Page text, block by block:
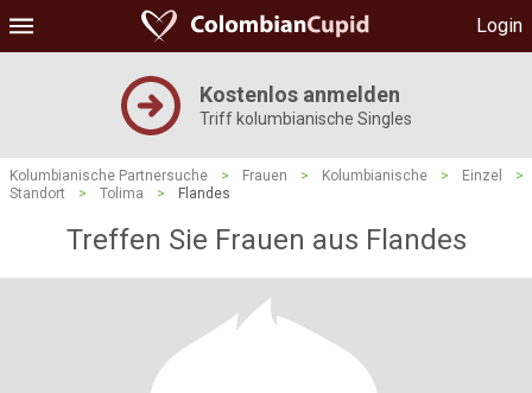
Login
Kostenlos anmelden
Triff kolumbianische Singles
Kolumbianische Partnersuche > Frauen > Kolumbianische > Einzel
>
Standort
> Tolima > Flandes
Treffen Sie Frauen aus Flandes